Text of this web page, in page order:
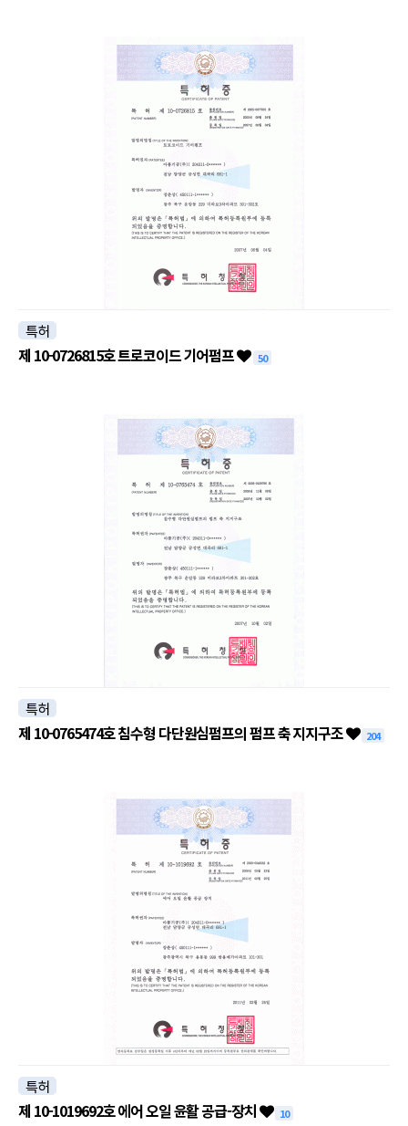
특허
제 10-0726815호 트로코이드 기어펌프 50
특허
제 10-0765474호 침수형 다단원심펌프의 펌프 축 지지구조 204
특허
제 10-1019692호 에어 오일 윤활 공급-장치 10